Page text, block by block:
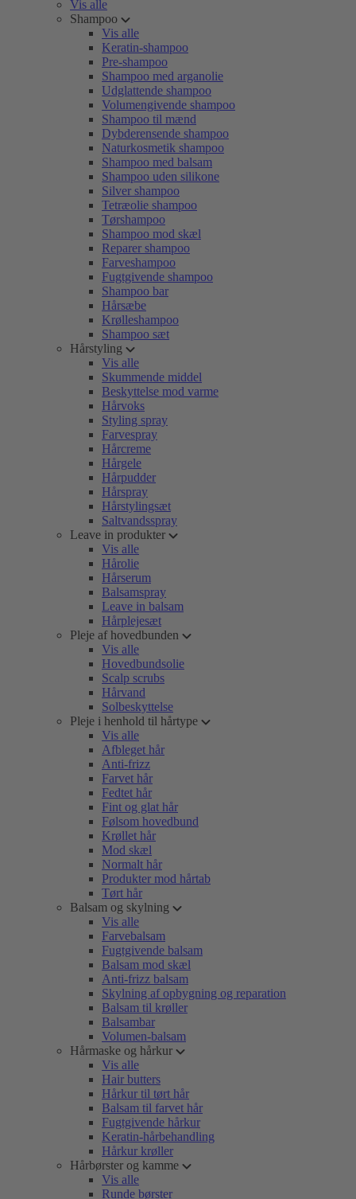
Vis alle
Shampoo
Vis alle
Keratin-shampoo
Pre-shampoo
Shampoo med arganolie
Udglattende shampoo
Volumengivende shampoo
Shampoo til mænd
Dybderensende shampoo
Naturkosmetik shampoo
Shampoo med balsam
Shampoo uden silikone
Silver shampoo
Tetræolie shampoo
Tørshampoo
Shampoo mod skæl
Reparer shampoo
Farveshampoo
Fugtgivende shampoo
Shampoo bar
Hårsæbe
Krølleshampoo
Shampoo sæt
Hårstyling
Vis alle
Skummende middel
Beskyttelse mod varme
Hårvoks
Styling spray
Farvespray
Hårcreme
Hårgele
Hårpudder
Hårspray
Hårstylingsæt
Saltvandsspray
Leave in produkter
Vis alle
Hårolie
Hårserum
Balsamspray
Leave in balsam
Hårplejesæt
Pleje af hovedbunden
Vis alle
Hovedbundsolie
Scalp scrubs
Hårvand
Solbeskyttelse
Pleje i henhold til hårtype
Vis alle
Afbleget hår
Anti-frizz
Farvet hår
Fedtet hår
Fint og glat hår
Følsom hovedbund
Krøllet hår
Mod skæl
Normalt hår
Produkter mod hårtab
Tørt hår
Balsam og skylning
Vis alle
Farvebalsam
Fugtgivende balsam
Balsam mod skæl
Anti-frizz balsam
Skylning af opbygning og reparation
Balsam til krøller
Balsambar
Volumen-balsam
Hårmaske og hårkur
Vis alle
Hair butters
Hårkur til tørt hår
Balsam til farvet hår
Fugtgivende hårkur
Keratin-hårbehandling
Hårkur krøller
Hårbørster og kamme
Vis alle
Runde børster